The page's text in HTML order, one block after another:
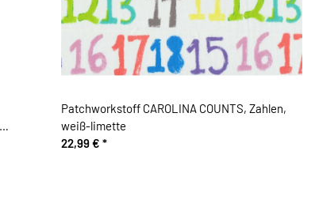
Patchworkstoff CAROLINA COUNTS, Zahlen,
weiß-limette
22,99 € *